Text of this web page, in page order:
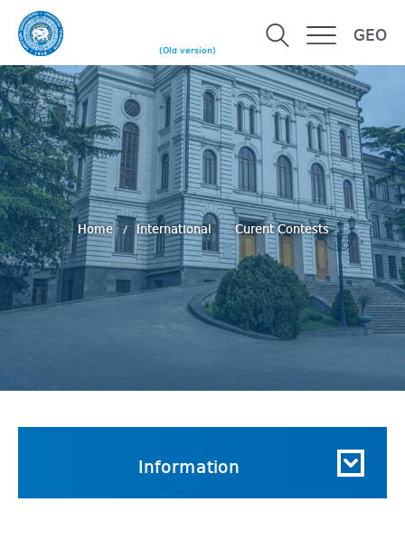
(Old version)
GEO
Home International Curent Contests
Information